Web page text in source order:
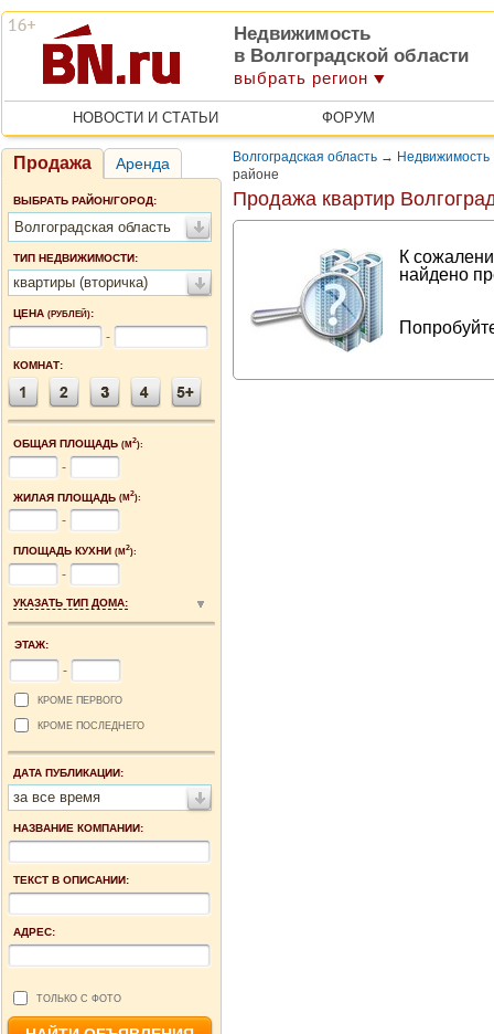
Недвижимость
в Волгоградской области
выбрать регион
НОВОСТИ И СТАТЬИ ФОРУМ
Продажа Аренда
ВЫБРАТЬ РАЙОН/ГОРОД:
Волгоградская область
ТИП НЕДВИЖИМОСТИ:
квартиры (вторичка)
ЦЕНА (РУБЛЕЙ):
-
КОМНАТ:
ОБЩАЯ ПЛОЩАДЬ (М2):
-
ЖИЛАЯ ПЛОЩАДЬ (М2):
-
ПЛОЩАДЬ КУХНИ (М2):
-
УКАЗАТЬ ТИП ДОМА:
ЭТАЖ:
-
КРОМЕ ПЕРВОГО
КРОМЕ ПОСЛЕДНЕГО
ДАТА ПУБЛИКАЦИИ:
за все время
НАЗВАНИЕ КОМПАНИИ:
ТЕКСТ В ОПИСАНИИ:
АДРЕС:
ТОЛЬКО С ФОТО
Волгоградская область → Недвижимость
районе
Продажа квартир
К
найдено